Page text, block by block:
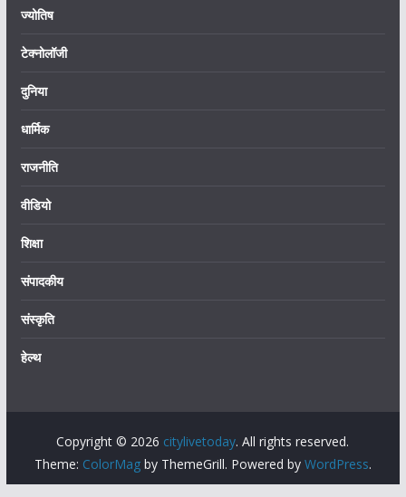
ज्योतिष
टेक्नोलॉजी
दुनिया
धार्मिक
राजनीति
वीडियो
शिक्षा
संपादकीय
संस्कृति
हेल्थ
Copyright © 2026 citylivetoday. All rights reserved.
Theme: ColorMagby ThemeGrill. Powered by WordPress.